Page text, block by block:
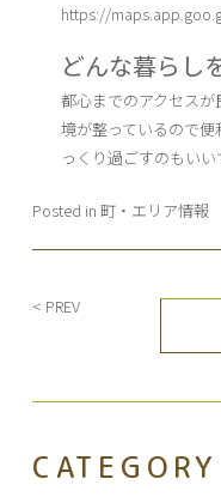
https://
どんな暮らし
都心までのアクセス
境が整っているので
っくり過ごすのもいい
Posted in 町・エリア情報
投
ビ
ー
シ
< PREV
CATEGORY